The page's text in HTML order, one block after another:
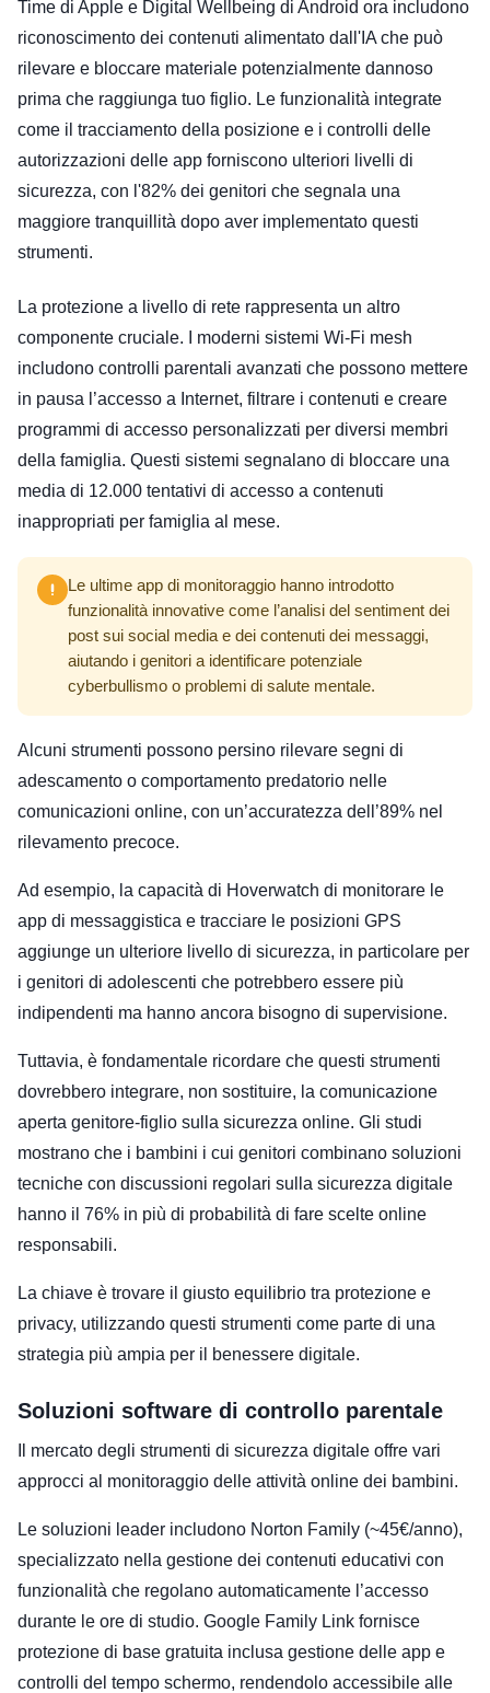
Time di Apple e Digital Wellbeing di Android ora includono
riconoscimento dei contenuti alimentato dall'IA che può
rilevare e bloccare materiale potenzialmente dannoso
prima che raggiunga tuo figlio. Le funzionalità integrate
come il tracciamento della posizione e i controlli delle
autorizzazioni delle app forniscono ulteriori livelli di
sicurezza, con l'82% dei genitori che segnala una
maggiore tranquillità dopo aver implementato questi
strumenti.
La protezione a livello di rete rappresenta un altro
componente cruciale. I moderni sistemi Wi-Fi mesh
includono controlli parentali avanzati che possono mettere
in pausa l’accesso a Internet, filtrare i contenuti e creare
programmi di accesso personalizzati per diversi membri
della famiglia. Questi sistemi segnalano di bloccare una
media di 12.000 tentativi di accesso a contenuti
inappropriati per famiglia al mese.
Le ultime app di monitoraggio hanno introdotto
funzionalità innovative come l’analisi del sentiment dei
post sui social media e dei contenuti dei messaggi,
aiutando i genitori a identificare potenziale
cyberbullismo o problemi di salute mentale.
Alcuni strumenti possono persino rilevare segni di
adescamento o comportamento predatorio nelle
comunicazioni online, con un’accuratezza dell’89% nel
rilevamento precoce.
Ad esempio, la capacità di Hoverwatch di monitorare le
app di messaggistica e tracciare le posizioni GPS
aggiunge un ulteriore livello di sicurezza, in particolare per
i genitori di adolescenti che potrebbero essere più
indipendenti ma hanno ancora bisogno di supervisione.
Tuttavia, è fondamentale ricordare che questi strumenti
dovrebbero integrare, non sostituire, la comunicazione
aperta genitore-figlio sulla sicurezza online. Gli studi
mostrano che i bambini i cui genitori combinano soluzioni
tecniche con discussioni regolari sulla sicurezza digitale
hanno il 76% in più di probabilità di fare scelte online
responsabili.
La chiave è trovare il giusto equilibrio tra protezione e
privacy, utilizzando questi strumenti come parte di una
strategia più ampia per il benessere digitale.
Soluzioni software di controllo parentale
Il mercato degli strumenti di sicurezza digitale offre vari
approcci al monitoraggio delle attività online dei bambini.
Le soluzioni leader includono Norton Family (~45€/anno),
specializzato nella gestione dei contenuti educativi con
funzionalità che regolano automaticamente l’accesso
durante le ore di studio. Google Family Link fornisce
protezione di base gratuita inclusa gestione delle app e
controlli del tempo schermo, rendendolo accessibile alle